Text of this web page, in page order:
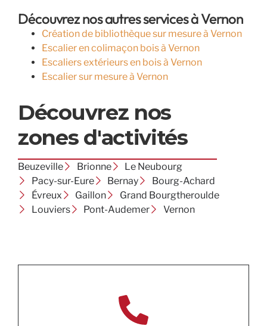
Découvrez nos autres services à Vernon
Création de bibliothèque sur mesure à Vernon
Escalier en colimaçon bois à Vernon
Escaliers extérieurs en bois à Vernon
Escalier sur mesure à Vernon
Découvrez nos
zones d'activités
Beuzeville Brionne
Le Neubourg
Pacy-sur-Eure
Bernay
Bourg-Achard
Évreux
Gaillon
Grand Bourgtheroulde
Louviers
Pont-Audemer Vernon